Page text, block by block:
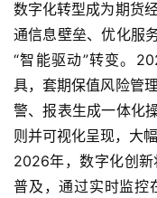
原
油
期
货
数字化转型成为期货
通信息壁垒、优化服
“智能驱动”转变。
具，套期保值风险管
警、报表生成一体化
则并可视化呈现，大
2026年，数字化创
普及，通过实时监控